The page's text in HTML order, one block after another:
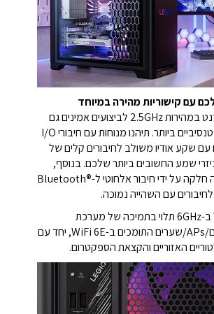
עם קישוריות מהירה במיוחד
התחברו לאינטרנט במהירות 2.5GHz לביצועים אמינים גם
במשחקים האינטנסיביים ביותר. תיהנו מנוחות עם חיבורי I/O
עם שקע אודיו משולב לחיבורים קלים של
שמע החשובים ביותר שלכם. בנוסף,
שחקו וצרו בצורה חלקה על ידי חיבור אלחוטי ל-Bluetooth®
תפעול WiFi 6E ב-6GHz תלוי בתמיכה של מערכת
ההפעלה, נתבים/APs/שערים התומכים ב-WiFi 6E, יחד עם
האזוריים והקצאת הספקטרום.